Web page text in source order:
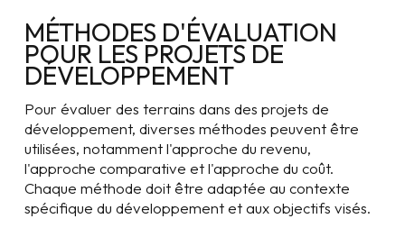
MÉTHODES D'ÉVALUATION
POUR LES PROJETS DE
DÉVELOPPEMENT
Pour évaluer des terrains dans des projets de
développement, diverses méthodes peuvent être
utilisées, notamment l'approche du revenu,
l'approche comparative et l'approche du coût.
Chaque méthode doit être adaptée au contexte
spécifique du développement et aux objectifs visés.